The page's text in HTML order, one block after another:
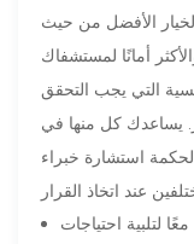
الأفضل من حيث
التي يجب التحقق
يساعدك كل منها في
استشارة خبراء
لتلبية احتياجات